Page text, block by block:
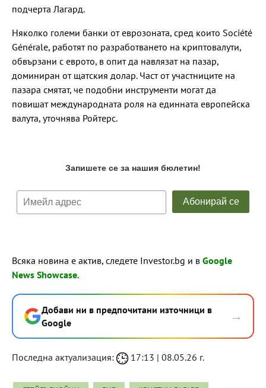
подчерта Лагард.
Няколко големи банки от еврозоната, сред които Société
Générale, работят по разработването на криптовалути,
обвързани с еврото, в опит да навлязат на пазар,
доминиран от щатския долар. Част от участниците на
пазара смятат, че подобни инструменти могат да
повишат международната роля на единната европейска
валута, уточнява Ройтерс.
Всяка новина е актив, следете Investor.bg и в Google
News Showcase.
Добави ни в предпочитани източници в
Google
→
Последна актуализация: 17:13 | 08.05.26 г.